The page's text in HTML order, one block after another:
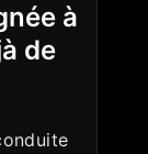
à
de